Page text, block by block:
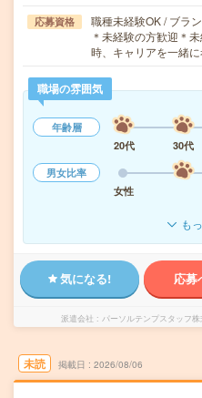
応募資格
職種未経験OK / ブラ
＊未経験の方歓迎＊
時、キャリアを一緒
職場の雰囲気
年齢層
20代
30代
男女比率
女性
も
気になる! 応募
派遣会社 パーソルテンプスタッフ
未読 掲載日 2026/08/06